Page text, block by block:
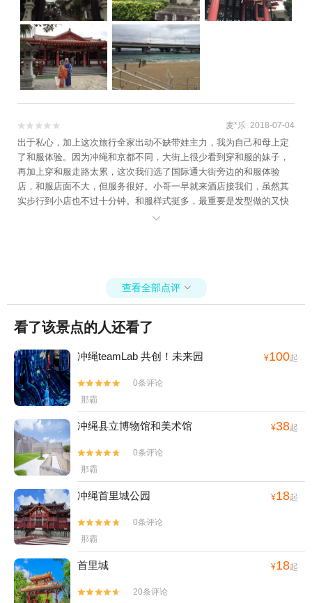

 麦*乐 2018-07-04
出于私心，加上这次旅行全家出动不缺带娃主力，我为自己和母上定
了和服体验。因为冲绳和京都不同，大街上很少看到穿和服的妹子，
再加上穿和服走路太累，这次我们选了国际通大街旁边的和服体验
店，和服店面不大，但服务很好。小哥一早就来酒店接我们，虽然其
实步行到小店也不过十分钟。和服样式挺多，最重要是发型做的又快
又好。非常明智的把捣蛋鬼发给他爸和爷爷带出去逛街了，我和母上

看了该景点的人还看了
冲绳teamLab 共创！未来园 ¥100起
那霸
冲绳县立博物馆和美术馆 ¥38起
那霸
冲绳首里城公园 ¥18起
那霸